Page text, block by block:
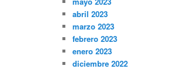
abril 2023
marzo 2023
febrero 2023
enero 2023
diciembre 2022